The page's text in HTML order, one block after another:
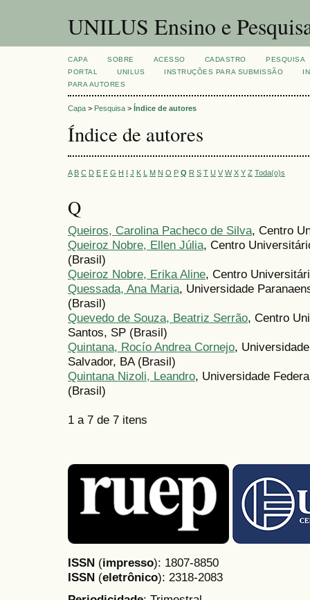
UNILUS Ensino e
CAPA SOBRE ACESSO CADASTRO
PESQUISA
PORTAL
UNILUS INSTRUÇÕES PARA SUBMISSÃO
PARA AUTORES
Capa > Pesquisa > Índice de autores
Índice de autores
A B C D E F G H I J K L M N O P Q R S T U V W X Y Z Toda(o)s
Q
Queiros, Carolina Pacheco de Silva, Centro
Queiroz Nobre, Ellen Júlia, Centro
(Brasil)
Queiroz Nobre, Erika Aline, Centro
Quessada, Ana Maria, Universidade
(Brasil)
Quevedo de Souza, Beatriz Serrão, Centro
Santos, SP (Brasil)
Quintana, Rocío Andrea Cornejo,
Salvador, BA (Brasil)
Quintana Nizoli, Leandro, Universidade
(Brasil)
1 a 7 de 7 itens
ISSN (impresso): 1807-8850
ISSN (eletrônico): 2318-2083